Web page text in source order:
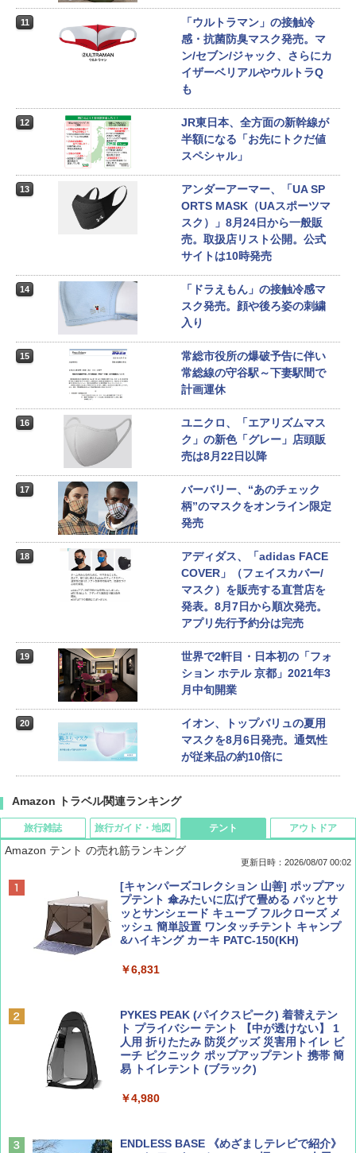
11
「ウルトラマン」の接触冷
感・抗菌防臭マスク発売。マ
ン/セブン/ジャック、さらにカ
イザーベリアルやウルトラQ
も
12
JR東日本、全方面の新幹線が
半額になる「お先にトクだ値
スペシャル」
13
アンダーアーマー、「UA SP
ORTS MASK（UAスポーツマ
スク）」8月24日から一般販
売。取扱店リスト公開。公式
サイトは10時発売
14
「ドラえもん」の接触冷感マ
スク発売。顔や後ろ姿の刺繍
入り
15
常総市役所の爆破予告に伴い
常総線の守谷駅～下妻駅間で
計画運休
16
ユニクロ、「エアリズムマス
ク」の新色「グレー」店頭販
売は8月22日以降
17
バーバリー、“あのチェック
柄”のマスクをオンライン限定
発売
18
アディダス、「adidas FACE
COVER」（フェイスカバー/
マスク）を販売する直営店を
発表。8月7日から順次発売。
アプリ先行予約分は完売
19
世界で2軒目・日本初の「フォ
ション ホテル 京都」2021年3
月中旬開業
20
イオン、トップバリュの夏用
マスクを8月6日発売。通気性
が従来品の約10倍に
Amazon トラベル関連ランキング
旅行雑誌
ディズニーファン ２０２６年 ９月号 [雑
誌] (ＤＩＳＮＥＹ ＦＡＮ)
￥713
￥1,500
旅行ガイド・地図
D40 地球の歩き方 チェンマイ タイ北部の魅
力的な町 2026～2027 地球の歩き方D アジア
￥2,079
￥2,479
テント
Amazon テント の売れ筋ランキング
更新日時：2026/08/07 00:02
[キャンパーズコレクション 山善] ポップアッ
プテント 傘みたいに広げて畳める パッとサ
ッとサンシェード キューブ フルクローズ メ
ッシュ 簡単設置 ワンタッチテント キャンプ
&ハイキング カーキ PATC-150(KH)
￥6,831
PYKES PEAK (パイクスピーク) 着替えテン
ト プライバシー テント 【中が透けない】 1
人用 折りたたみ 防災グッズ 災害用トイレ ビ
ーチ ピクニック ポップアップテント 携帯 簡
易 トイレテント (ブラック)
￥4,980
ENDLESS BASE 《めざましテレビで紹介》
アウトドア